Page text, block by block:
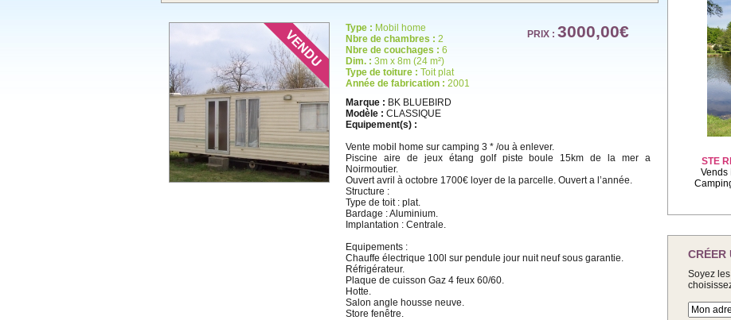
Type : Mobil home
Nbre de chambres : 2
Nbre de couchages : 6
Dim. : 3m x 8m (24 m²)
Type de toiture : Toit plat
Année de fabrication : 2001
PRIX : 3000,00€
Marque : BK BLUEBIRD
Modèle : CLASSIQUE
Equipement(s) :
Vente mobil home sur camping 3 * /ou à enlever.
Piscine aire de jeux étang golf piste boule 15km de la mer a
Noirmoutier.
Ouvert avril à octobre 1700€ loyer de la parcelle. Ouvert a l’année.
Structure :
Type de toit : plat.
Bardage : Aluminium.
Implantation : Centrale.
Equipements :
Chauffe électrique 100l sur pendule jour nuit neuf sous garantie.
Réfrigérateur.
Plaque de cuisson Gaz 4 feux 60/60.
Hotte.
Salon angle housse neuve.
Store fenêtre.
STE
Vends
CRÉER
Soyez